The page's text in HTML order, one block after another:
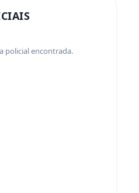
policial encontrada.